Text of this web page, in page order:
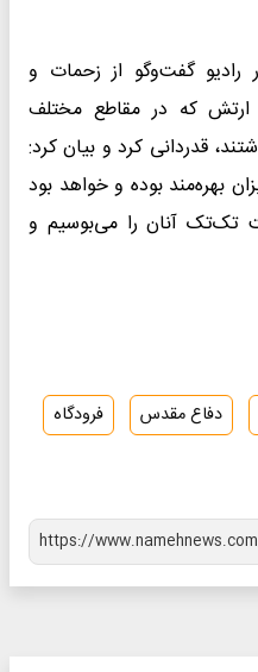
رادیو گفت‌وگو از زحمات و
ارتش که در مقاطع مختلف
قدردانی کرد و بیان کرد:
بهره‌مند بوده و خواهد بود
تک‌تک آنان را می‌بوسیم و
دفاع مقدس
فرودگاه